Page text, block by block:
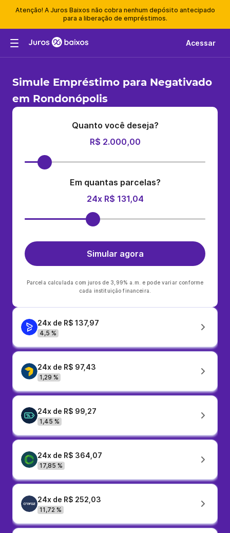
Atenção! A Juros Baixos não cobra nenhum depósito antecipado
para a liberação de empréstimos.
Acessar
Simule Empréstimo para Negativado
em Rondonópolis
Quanto você deseja?
R$ 2.000,00
Em quantas parcelas?
24x R$ 131,04
Simular agora
Parcela calculada com juros de 3,99% a.m. e pode variar conforme
cada instituição financeira.
24x de R$ 137,97
4,5 %
24x de R$ 97,43
1,29 %
24x de R$ 99,27
1,45 %
24x de R$ 364,07
17,85 %
24x de R$ 252,03
11,72 %